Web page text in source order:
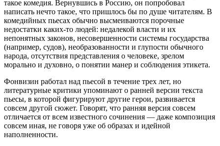
такое комедия. Вернувшись в Россию, он попробовал
написать нечто такое, что пришлось бы по душе читателям. В
комедийных пьесах обычно высмеиваются порочные
недостатки каких-то людей: недалекой власти и их
непонятных законов, несовершенности системы государства
(например, судов), необразованности и глупости обычного
народа, отсутствия представления о человеке, зрелом
морально и духовно, о понятии манер и соблюдения этикета.
Фонвизин работал над пьесой в течение трех лет, но
литературные критики упоминают о ранней версии текста
пьесы, в которой фигурируют другие герои, развивается
совсем другой сюжет. Говорят, что ранняя версия совсем
отличается от всем известного сочинения — даже композиция
совсем иная, не говоря уже об образах и идейной
наполненности.